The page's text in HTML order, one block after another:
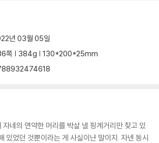
년 03월 05일
쪽 | 384g | 130*200*25mm
네의 연약한 머리를 박살 낼 핑계거리만 찾고 있
있었던 것뿐이라는 게 사실이냔 말이지. 자넨 동시